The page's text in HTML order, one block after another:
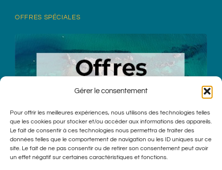
Gérer le consentement
Pour offrir les meilleures expériences, nous utilisons des technologies telles
que les cookies pour stocker et/ou accéder aux informations des appareils.
Le fait de consentir à ces technologies nous permettra de traiter des
données telles que le comportement de navigation ou les ID uniques sur ce
site. Le fait de ne pas consentir ou de retirer son consentement peut avoir
un effet négatif sur certaines caractéristiques et fonctions.
OFFRES SPÉCIALES